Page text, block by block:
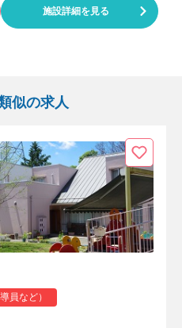
施設詳細を見る
似の求人
員など）